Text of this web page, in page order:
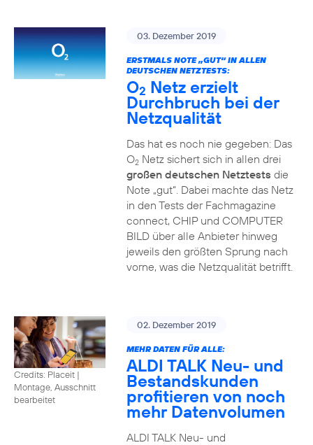
03. Dezember 2019
ERSTMALS NOTE „GUT“ IN ALLEN
DEUTSCHEN NETZTESTS:
O2 Netz erzielt
Durchbruch bei der
Netzqualität
Das hat es noch nie gegeben: Das
O2Netz sichert sich in allen drei
großen deutschen Netztests die
Note „gut“. Dabei machte das Netz
in den Tests der Fachmagazine
connect, CHIP und COMPUTER
BILD über alle Anbieter hinweg
jeweils den größten Sprung nach
vorne, was die Netzqualität betrifft.
Credits: Placeit |
Montage, Ausschnitt
bearbeitet
02. Dezember 2019
MEHR DATEN FÜR ALLE:
ALDI TALK Neu- und
Bestandskunden
profitieren von noch
mehr Datenvolumen
ALDI TALK Neu- und